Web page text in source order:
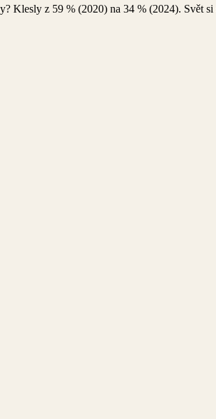
Klesly z 59 % (2020) na 34 % (2024). Svět